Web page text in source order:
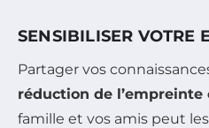
SENSIBILISER VOTRE
Partager vos
réduction de l’empreinte
famille et vos amis peut